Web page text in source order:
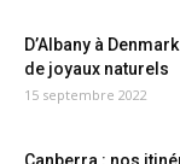
D’Albany à
de joyaux naturels
15 septembre 2022